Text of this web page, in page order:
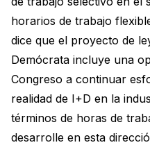
horarios de trabajo
dice que el proyecto de
Demócrata incluye una
Congreso a continuar
realidad de I+D en la
términos de horas de
desarrolle en esta